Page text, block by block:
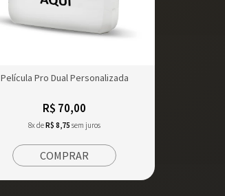
Película Pro Dual Personalizada
R$ 70,00
8x deR$ 8,75 sem juros
COMPRAR